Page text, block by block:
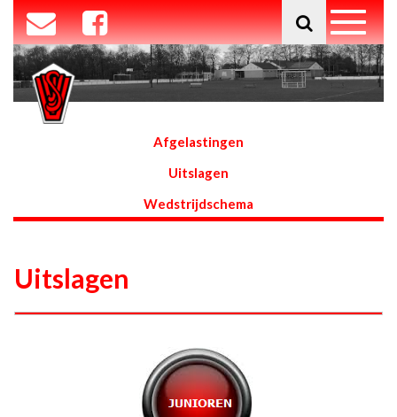
Afgelastingen
Uitslagen
Wedstrijdschema
Uitslagen